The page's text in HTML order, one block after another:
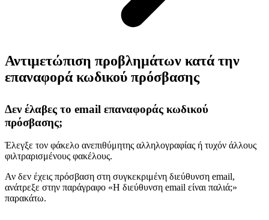
Αντιμετώπιση προβλημάτων κατά την
επαναφορά κωδικού πρόσβασης
Δεν έλαβες το email επαναφοράς κωδικού
πρόσβασης;
Έλεγξε τον φάκελο ανεπιθύμητης αλληλογραφίας ή τυχόν άλλους
φιλτραρισμένους φακέλους.
Αν δεν έχεις πρόσβαση στη συγκεκριμένη διεύθυνση email,
ανάτρεξε στην παράγραφο «Η διεύθυνση email είναι παλιά;»
παρακάτω.